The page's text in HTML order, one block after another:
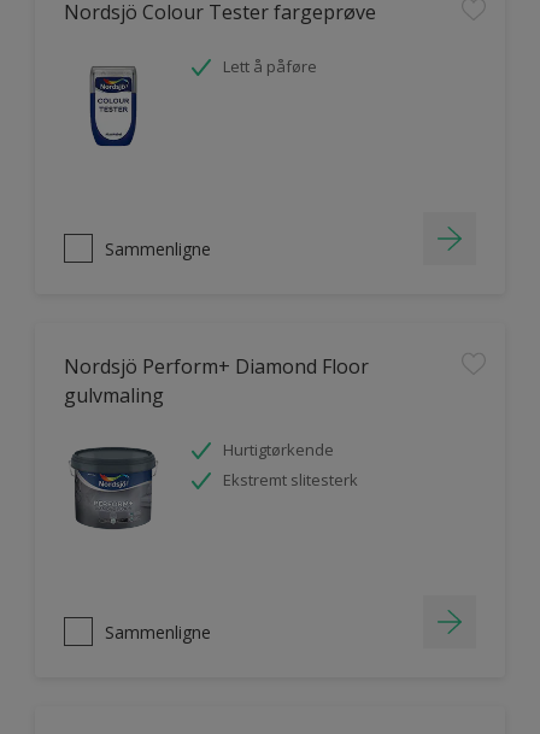
Nordsjö Colour Tester fargeprøve
Lett å påføre
Sammenligne
Nordsjö Perform+ Diamond Floor
gulvmaling
Hurtigtørkende
Ekstremt slitesterk
Sammenligne